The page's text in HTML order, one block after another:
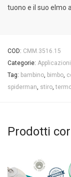
tuono e il suo elmo
COD: CMM.3516.15
Categorie: Applicazioni
Tag: bambino, bimbo,
spiderman, stiro,
Prodotti